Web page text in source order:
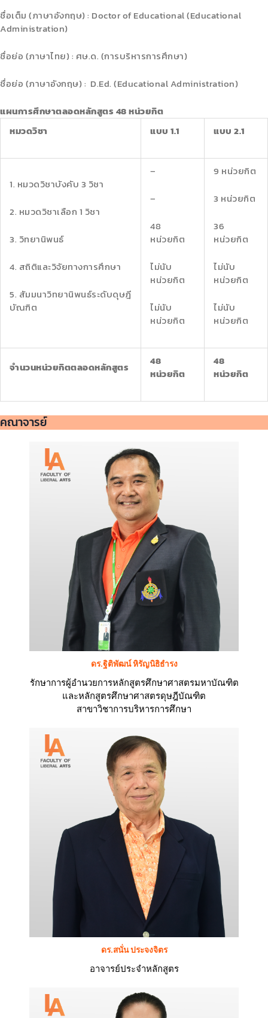
ชื่อเต็ม (ภาษาอังกฤษ) : Doctor of Educational (Educational
Administration)
ชื่อย่อ (ภาษาไทย) : ศษ.ด. (การบริหารการศึกษา)
ชื่อย่อ (ภาษาอังกฤษ) : D.Ed. (Educational Administration)
แผนการศึกษาตลอดหลักสูตร 48 หน่วยกิต
หมวดวิชา
แบบ 1.1 แบบ 2.1
1. หมวดวิชาบังคับ 3 วิชา
2. หมวดวิชาเลือก 1 วิชา
3. วิทยานิพนธ์
4. สถิติและวิจัยทางการศึกษา
5. สัมมนาวิทยานิพนธ์ระดับดุษฎี
บัณฑิต
–
–
48
หน่วยกิต
ไม่นับ
หน่วยกิต
ไม่นับ
หน่วยกิต
9 หน่วยกิต
3 หน่วยกิต
36
หน่วยกิต
ไม่นับ
หน่วยกิต
ไม่นับ
หน่วยกิต
จำนวนหน่วยกิตตลอดหลักสูตร
48
หน่วยกิต
48
หน่วยกิต
คณาจารย์
ดร.ฐิติพัฒน์ หิรัญนิธิธำรง
รักษาการผู้อำนวยการหลักสูตรศึกษาศาสตรมหาบัณฑิต
และหลักสูตรศึกษาศาสตรดุษฎีบัณฑิต
สาขาวิชาการบริหารการศึกษา
ดร.สนั่น ประจงจิตร
อาจารย์ประจำหลักสูตร